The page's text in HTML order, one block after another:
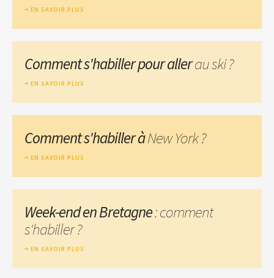
EN SAVOIR PLUS
Comment s'habiller pour allerau ski ?
EN SAVOIR PLUS
Comment s'habiller àNew York ?
EN SAVOIR PLUS
Week-end en Bretagne: comment
s'habiller ?
EN SAVOIR PLUS